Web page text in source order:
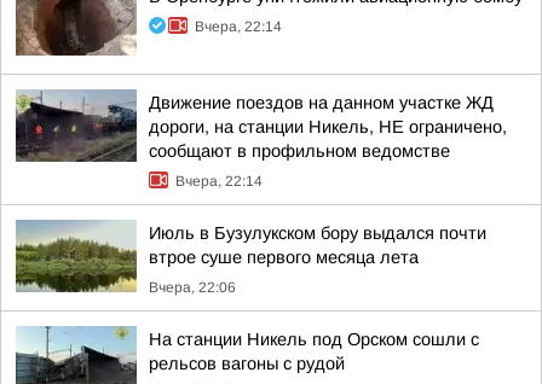
Вчера, 22:14
Движение поездов на данном участке ЖД
дороги, на станции Никель, НЕ ограничено,
сообщают в профильном ведомстве
Вчера, 22:14
Июль в Бузулукском бору выдался почти
втрое суше первого месяца лета
Вчера, 22:06
На станции Никель под Орском сошли с
рельсов вагоны с рудой